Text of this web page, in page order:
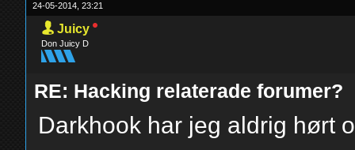
24-05-2014, 23:21
Juicy
Don Juicy D
RE: Hacking relaterade forumer?
Darkhook har jeg aldrig hørt